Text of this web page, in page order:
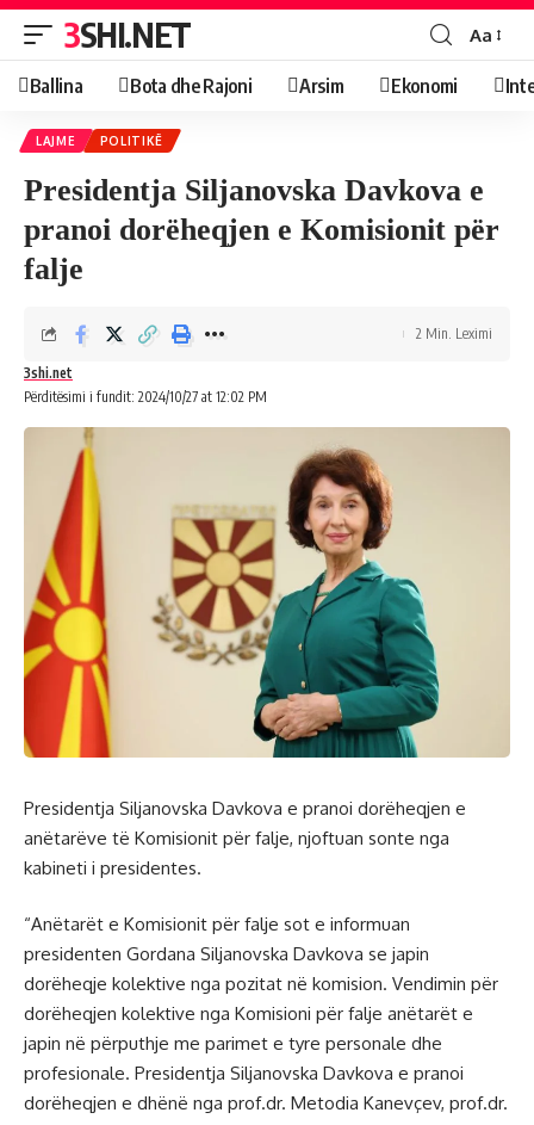
3SHI.NET Aa
Ballina Bota dhe Rajoni Arsim Ekonomi
LAJME POLITIKË
Presidentja Siljanovska Davkova e
pranoi dorëheqjen e Komisionit për
falje
Përditësimi i fundit: 2024/10/27 at 12:02 PM
3shi.net
2 Min. Leximi
Presidentja Siljanovska Davkova e pranoi dorëheqjen e
anëtarëve të Komisionit për falje, njoftuan sonte nga
kabineti i presidentes.
“Anëtarët e Komisionit për falje sot e informuan
presidenten Gordana Siljanovska Davkova se japin
dorëheqje kolektive nga pozitat në komision. Vendimin për
dorëheqjen kolektive nga Komisioni për falje anëtarët e
japin në përputhje me parimet e tyre personale dhe
profesionale. Presidentja Siljanovska Davkova e pranoi
dorëheqjen e dhënë nga prof.dr. Metodia Kanevçev, prof.dr.